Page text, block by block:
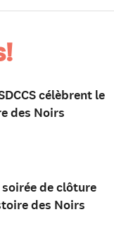
célèbrent le
des Noirs
de clôture
des Noirs